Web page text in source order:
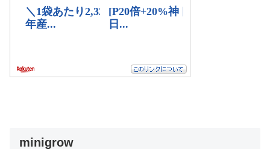
minigrow